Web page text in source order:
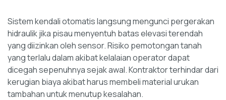
Sistem kendali otomatis langsung mengunci pergerakan
hidraulik jika pisau menyentuh batas elevasi terendah
yang diizinkan oleh sensor. Risiko pemotongan tanah
yang terlalu dalam akibat kelalaian operator dapat
dicegah sepenuhnya sejak awal. Kontraktor terhindar dari
kerugian biaya akibat harus membeli material urukan
tambahan untuk menutup kesalahan.